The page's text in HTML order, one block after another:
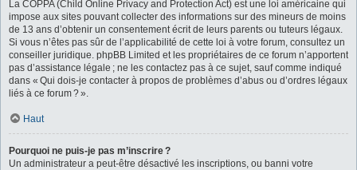
La COPPA (Child Online Privacy and Protection Act) est une loi américaine qui
impose aux sites pouvant collecter des informations sur des mineurs de moins
de 13 ans d’obtenir un consentement écrit de leurs parents ou tuteurs légaux.
Si vous n’êtes pas sûr de l’applicabilité de cette loi à votre forum, consultez un
conseiller juridique. phpBB Limited et les propriétaires de ce forum n’apportent
pas d’assistance légale ; ne les contactez pas à ce sujet, sauf comme indiqué
dans « Qui dois-je contacter à propos de problèmes d’abus ou d’ordres légaux
liés à ce forum ? ».
Haut
Pourquoi ne puis-je pas m’inscrire ?
Un administrateur a peut-être désactivé les inscriptions, ou banni votre